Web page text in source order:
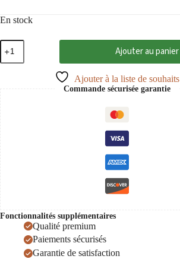
En stock
quantité
de
Rosé
Ajouter au panier
Ajouter à la liste de souhaits
Commande sécurisée garantie
Fonctionnalités supplémentaires
Qualité premium
Paiements sécurisés
Garantie de satisfaction